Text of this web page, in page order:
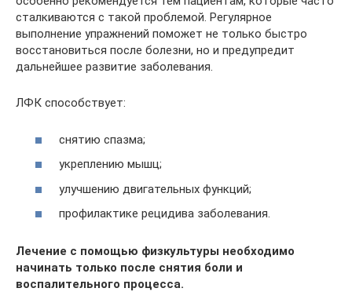
сталкиваются с такой проблемой. Регулярное
выполнение упражнений поможет не только быстро
восстановиться после болезни, но и предупредит
дальнейшее развитие заболевания.
ЛФК способствует:
снятию спазма;
укреплению мышц;
улучшению двигательных функций;
профилактике рецидива заболевания.
Лечение с помощью физкультуры необходимо
начинать только после снятия боли и
воспалительного процесса.